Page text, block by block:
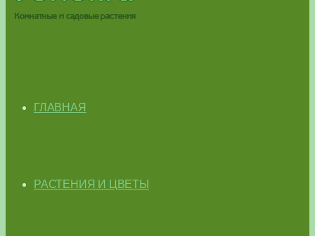
ГЛАВНАЯ
РАСТЕНИЯ И ЦВЕТЫ